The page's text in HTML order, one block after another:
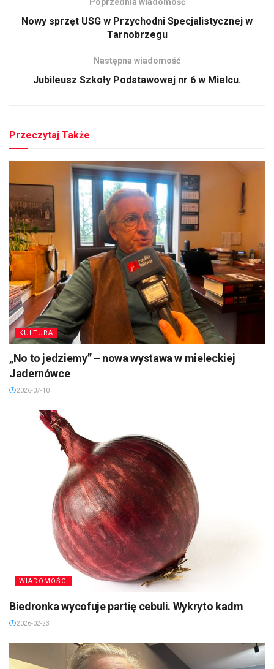
Nowy sprzęt USG w Przychodni Specjalistycznej w
Tarnobrzegu
Następna wiadomość
Jubileusz Szkoły Podstawowej nr 6 w Mielcu.
Przeczytaj Także
KULTURA
„No to jedziemy” – nowa wystawa w mieleckiej
Jadernówce
2026-07-10
WIADOMOŚCI
Biedronka wycofuje partię cebuli. Wykryto kadm
2026-02-23